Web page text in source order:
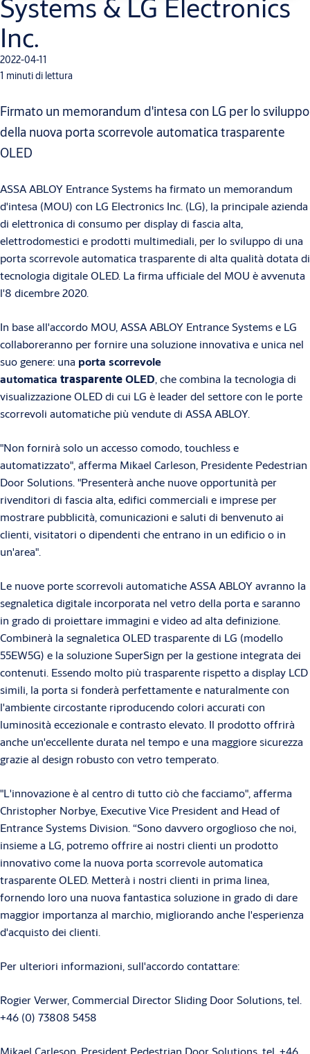
Systems & LG Electronics
Inc.
2022-04-11
1 minuti di lettura
Firmato un memorandum d'intesa con LG per lo sviluppo
della nuova porta scorrevole automatica trasparente
OLED
ASSA ABLOY Entrance Systems ha firmato un memorandum
d'intesa (MOU) con LG Electronics Inc. (LG), la principale azienda
di elettronica di consumo per display di fascia alta,
elettrodomestici e prodotti multimediali, per lo sviluppo di una
porta scorrevole automatica trasparente di alta qualità dotata di
tecnologia digitale OLED. La firma ufficiale del MOU è avvenuta
l'8 dicembre 2020.
In base all'accordo MOU, ASSA ABLOY Entrance Systems e LG
collaboreranno per fornire una soluzione innovativa e unica nel
suo genere: una porta scorrevole
automatica trasparenteOLED, che combina la tecnologia di
visualizzazione OLED di cui LG è leader del settore con le porte
scorrevoli automatiche più vendute di ASSA ABLOY.
"Non fornirà solo un accesso comodo, touchless e
automatizzato", afferma Mikael Carleson, Presidente Pedestrian
Door Solutions. "Presenterà anche nuove opportunità per
rivenditori di fascia alta, edifici commerciali e imprese per
mostrare pubblicità, comunicazioni e saluti di benvenuto ai
clienti, visitatori o dipendenti che entrano in un edificio o in
un'area".
Le nuove porte scorrevoli automatiche ASSA ABLOY avranno la
segnaletica digitale incorporata nel vetro della porta e saranno
in grado di proiettare immagini e video ad alta definizione.
Combinerà la segnaletica OLED trasparente di LG (modello
55EW5G) e la soluzione SuperSign per la gestione integrata dei
contenuti. Essendo molto più trasparente rispetto a display LCD
simili, la porta si fonderà perfettamente e naturalmente con
l'ambiente circostante riproducendo colori accurati con
luminosità eccezionale e contrasto elevato. Il prodotto offrirà
anche un'eccellente durata nel tempo e una maggiore sicurezza
grazie al design robusto con vetro temperato.
"L'innovazione è al centro di tutto ciò che facciamo", afferma
Christopher Norbye, Executive Vice President and Head of
Entrance Systems Division. “Sono davvero orgoglioso che noi,
insieme a LG, potremo offrire ai nostri clienti un prodotto
innovativo come la nuova porta scorrevole automatica
trasparente OLED. Metterà i nostri clienti in prima linea,
fornendo loro una nuova fantastica soluzione in grado di dare
maggior importanza al marchio, migliorando anche l'esperienza
d'acquisto dei clienti.
Per ulteriori informazioni, sull'accordo contattare:
Rogier Verwer, Commercial Director Sliding Door Solutions, tel.
+46 (0) 73808 5458